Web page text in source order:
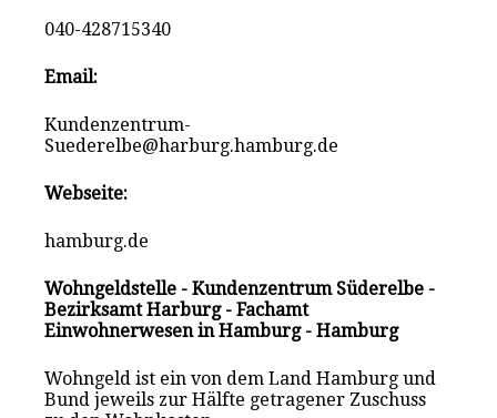
040-428715340
Email:
Kundenzentrum-
Suederelbe@harburg.hamburg.de
Webseite:
hamburg.de
Wohngeldstelle - Kundenzentrum Süderelbe -
Bezirksamt Harburg - Fachamt
Einwohnerwesen in Hamburg - Hamburg
Wohngeld ist ein von dem Land Hamburg und
Bund jeweils zur Hälfte getragener Zuschuss